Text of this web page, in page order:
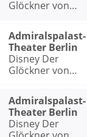
Glöckner von
Admiralspalast-
Theater Berlin
Disney Der
Glöckner von
Admiralspalast-
Theater Berlin
Disney Der